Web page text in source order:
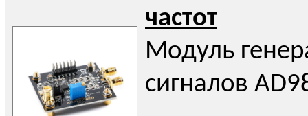
частот
Модуль
сигналов